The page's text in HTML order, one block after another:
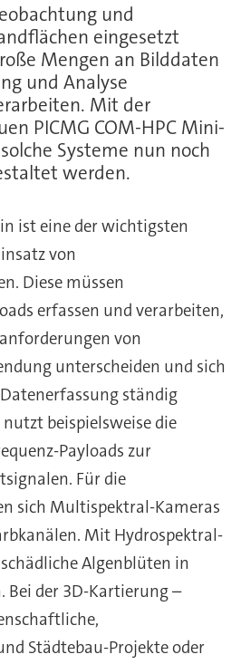
und
eingesetzt
Mengen an Bilddaten
und Analyse
Mit der
PICMG COM-HPC Mini-
Systeme nun noch
werden.
ist eine der wichtigsten
von
Diese müssen
erfassen und verarbeiten,
von
unterscheiden und sich
ständig
beispielsweise die
Payloads zur
Für die
sich Multispektral-Kameras
Mit Hydrospektral-
Algenblüten in
Bei der 3D-Kartierung –
Städtebau-Projekte oder